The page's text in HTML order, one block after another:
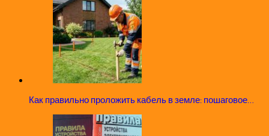
Как правильно проложить кабель в земле: пошаговое…